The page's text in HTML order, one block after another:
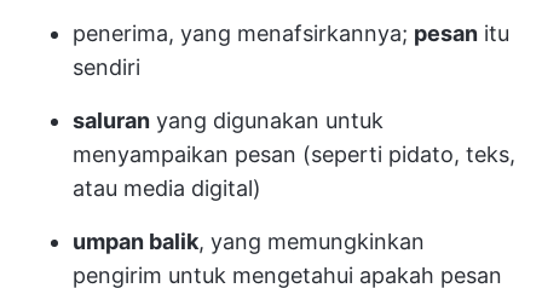
penerima, yang menafsirkannya; pesan itu
sendiri
saluran yang digunakan untuk
menyampaikan pesan (seperti pidato, teks,
atau media digital)
umpan balik, yang memungkinkan
pengirim untuk mengetahui apakah pesan